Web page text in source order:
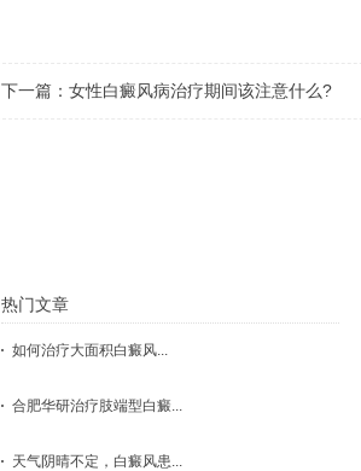
下一篇： 女性白癜风病治疗期间该注意什么?
热门文章
如何治疗大面积白癜风...
合肥华研治疗肢端型白癜...
天气阴晴不定，白癜风患...